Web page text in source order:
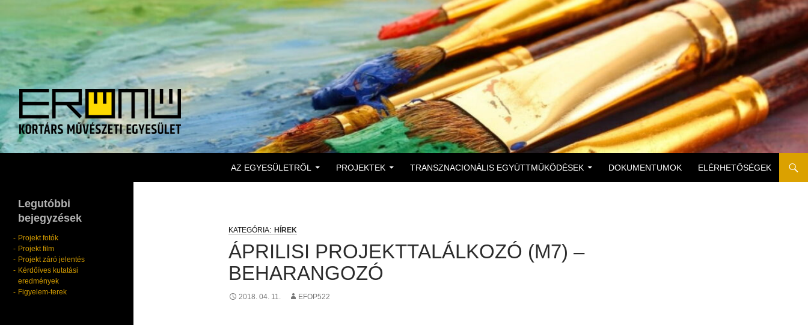
AZ EGYESÜLETRŐL
PROJEKTEK TRANSZNACIONÁLIS EGYÜTTMŰKÖDÉSEK DOKUMENTUMOK ELÉRHETŐSÉGEK
HÍREK
ÁPRILISI PROJEKTTALÁLKOZÓ (M7) –
BEHARANGOZÓ
2018. 04. 11. EFOP522
Legutóbbi
bejegyzések
Projekt fotók
Projekt film
Projekt záró jelentés
Kérdőíves kutatási
eredmények
Figyelem-terek